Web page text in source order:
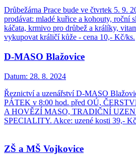
Drůbežárna Prace bude ve čtvrtek 5. 9.
prodávat: mladé kuřice a kohouty, roční
káčata, krmivo pro drůbež a králíky,
vykupovat králičí kůže - cena 10,- Kč/ks.
D-MASO Blažovice
Datum: 28. 8. 2024
Řeznictví a uzenářství D-MASO
PÁTEK v 8:00 hod. před OÚ,
A HOVĚZÍ MASO, TRADIČNÍ
SPECIALITY. Akce: uzené kosti 39,-
ZŠ a MŠ Vojkovice